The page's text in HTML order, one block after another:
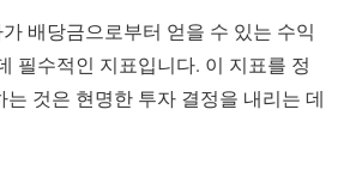
배당금으로부터 얻을 수 있는 수익
필수적인 지표입니다. 이 지표를 정
것은 현명한 투자 결정을 내리는 데